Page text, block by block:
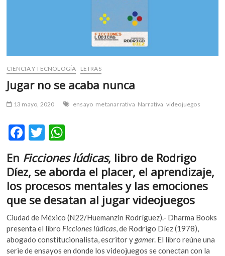
CIENCIA Y TECNOLOGÍA LETRAS
Jugar no se acaba nunca
13 mayo, 2020 ensayo metanarrativa Narrativa videojuegos
F
ac
e
b
o
o
k
T
w
itt
er
at
s
A
p
p
En Ficciones lúdicas, libro de Rodrigo
Díez, se aborda el placer, el aprendizaje,
los procesos mentales y las emociones
que se desatan al jugar videojuegos
Ciudad de México (N22/Huemanzin Rodríguez).- Dharma Books
presenta el libro Ficciones lúdicas, de Rodrigo Díez (1978),
abogado constitucionalista, escritor ygamer. El libro reúne una
serie de ensayos en donde los videojuegos se conectan con la